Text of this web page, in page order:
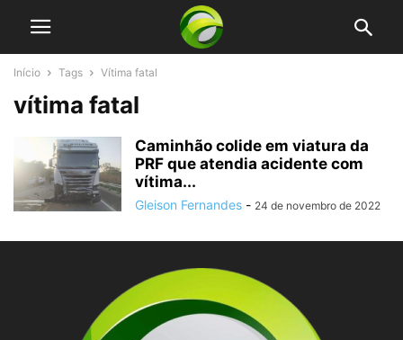
Início Tags Vítima fatal
vítima fatal
Caminhão colide em viatura da
PRF que atendia acidente com
vítima...
Gleison Fernandes - 24 de novembro de 2022